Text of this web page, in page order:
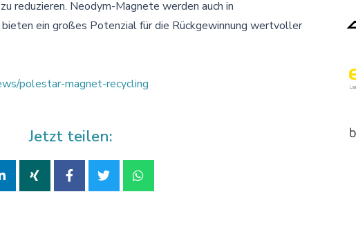
reduzieren. Neodym-Magnete werden auch in
ein großes Potenzial für die Rückgewinnung wertvoller
polestar-magnet-recycling
Jetzt teilen: